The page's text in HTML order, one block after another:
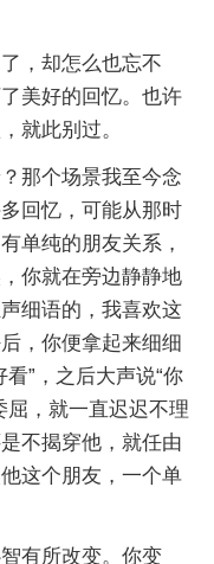
，却怎么也忘不
美好的回忆。也许
就此别过。
那个场景我至今念
回忆，可能从那时
单纯的朋友关系，
你就在旁边静静地
细语的，我喜欢这
，你便拿起来细细
”，之后大声说“你
屈，就一直迟迟不理
不揭穿他，就任由
这个朋友，一个单
有所改变。你变